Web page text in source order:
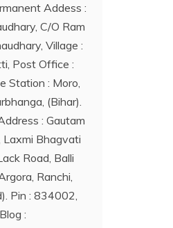
Addess :
C/O Ram
Village :
Post Office :
Station : Moro,
(Bihar).
: Gautam
Laxmi Bhagvati
Road, Balli
Ranchi,
Pin : 834002,
Blog :